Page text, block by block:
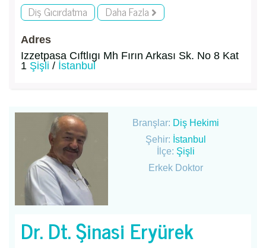
Diş Gıcırdatma
Daha Fazla
Adres
Izzetpasa Cıftlıgı Mh Fırın Arkası Sk. No 8 Kat
1 Şişli / İstanbul
Branşlar: Diş Hekimi
Şehir: İstanbul
İlçe: Şişli
Erkek Doktor
Dr. Dt. Şinasi Eryürek